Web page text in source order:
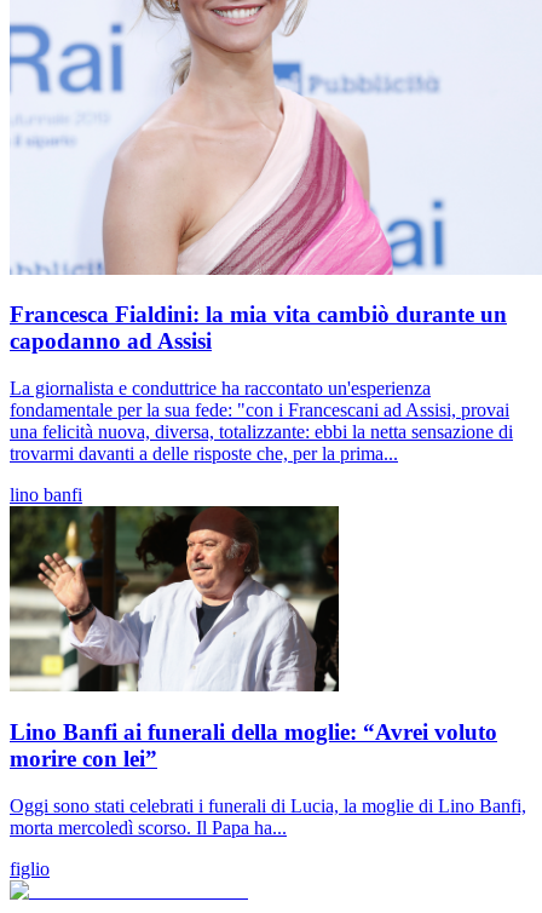
Francesca Fialdini: la mia vita cambiò durante un
capodanno ad Assisi
La giornalista e conduttrice ha raccontato un'esperienza
fondamentale per la sua fede: "con i Francescani ad Assisi, provai
una felicità nuova, diversa, totalizzante: ebbi la netta sensazione di
trovarmi davanti a delle risposte che, per la prima...
lino banfi
Lino Banfi ai funerali della moglie: “Avrei voluto
morire con lei”
Oggi sono stati celebrati i funerali di Lucia, la moglie di Lino Banfi,
morta mercoledì scorso. Il Papa ha...
figlio